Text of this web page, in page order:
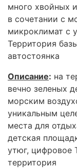
много хвойных
в сочетании с
микроклимат с
Территория
автостоянка
Описание: на
вечно зеленых
морским
уникальным
места для
детская
утюг, цифровое
территория